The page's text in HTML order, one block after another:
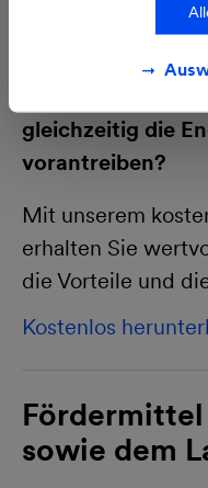
gleichzeitig die
vorantreiben?
Mit unserem
erhalten Sie
die Vorteile und
Kostenlos
Fördermittel
sowie dem